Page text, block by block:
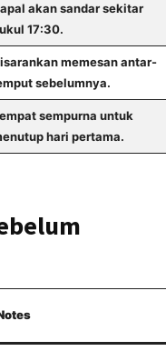
akan sandar sekitar
17:30.
memesan antar-
sebelumnya.
sempurna untuk
hari pertama.